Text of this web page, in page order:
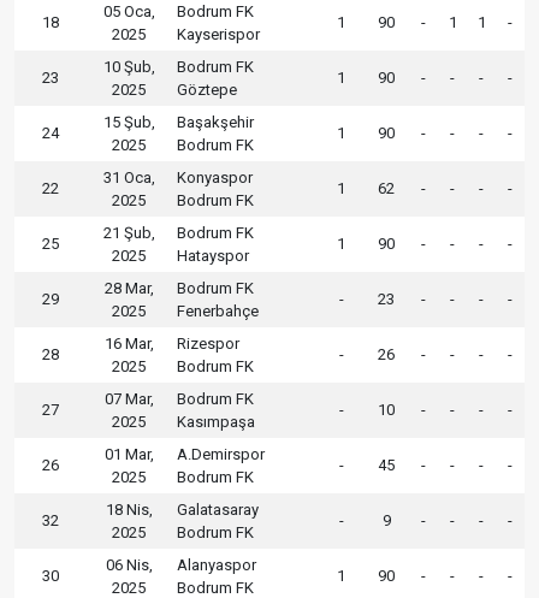
18
05 Oca,
2025
Bodrum FK
Kayserispor
1 90 - 1 1 -
23
10 Şub,
2025
Bodrum FK
Göztepe
1 90 - - - -
24
15 Şub,
2025
Başakşehir
Bodrum FK
1 90 - - - -
22
31 Oca,
2025
Konyaspor
Bodrum FK
1 62 - - - -
25
21 Şub,
2025
Bodrum FK
Hatayspor
1 90 - - - -
29
28 Mar,
2025
Bodrum FK
Fenerbahçe
- 23 - - - -
28
16 Mar,
2025
Rizespor
Bodrum FK
- 26 - - - -
27
07 Mar,
2025
Bodrum FK
Kasımpaşa
- 10 - - - -
26
01 Mar,
2025
A.Demirspor
Bodrum FK
- 45 - - - -
32
18 Nis,
2025
Galatasaray
Bodrum FK
- 9 - - - -
30
06 Nis,
2025
Alanyaspor
Bodrum FK
1 90 - - - -